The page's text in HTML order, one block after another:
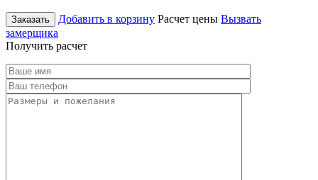
Заказать Добавить в корзину Расчет цены Вызвать
замерщика
Получить расчет